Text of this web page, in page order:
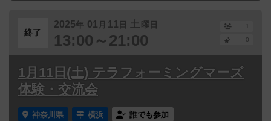
終了
2025年 01 月 11 日 土 曜日
13:00～21:00
1
0
1月11日(土) テラフォーミングマーズ
体験・交流会
神奈川県 横浜 誰でも参加